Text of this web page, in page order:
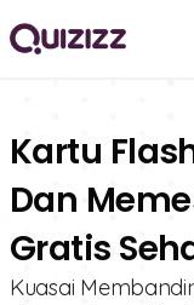
Kartu
Dan
Gratis
Kuasai